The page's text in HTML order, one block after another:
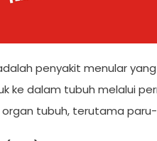
penyakit menular
ke dalam tubuh melalui
tubuh, terutama